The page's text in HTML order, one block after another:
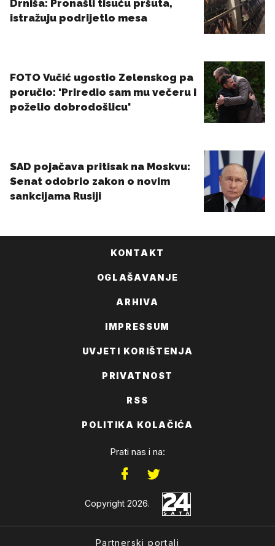
KONTAKT
OGLAŠAVANJE
ARHIVA
IMPRESSUM
UVJETI KORIŠTENJA
PRIVATNOST
RSS
POLITIKA KOLAČIĆA
Prati nas i na:
Copyright 2026.
Partnerski portali